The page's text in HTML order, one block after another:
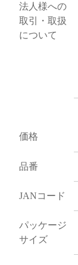
法人様への
取引・取扱
について
価格
品番
JANコード
パッケージ
サイズ